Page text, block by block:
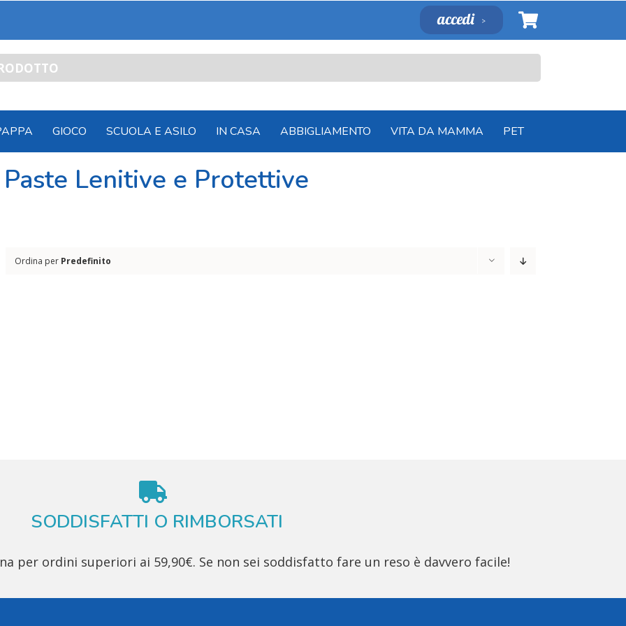
accedi
GIOCO SCUOLA E ASILO IN CASA ABBIGLIAMENTO VITA DA MAMMA PET
Paste Lenitive e Protettive
Ordina per Predefinito
SODDISFATTI O RIMBORSATI
per ordini superiori ai 59,90€. Se non sei soddisfatto fare un reso è davvero facile!